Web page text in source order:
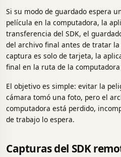
Si su modo de guardado espera
película en la computadora, la
transferencia del SDK, el
del archivo final antes de tratar
captura es solo de tarjeta, la
final en la ruta de la
El objetivo es simple: evitar la
cámara tomó una foto, pero el
computadora está perdido,
de trabajo lo espera.
Capturas del SDK